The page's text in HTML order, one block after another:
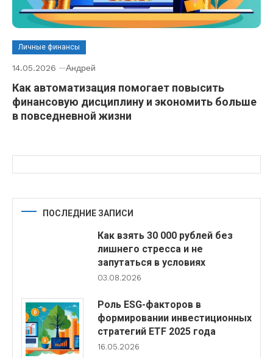
Личные финансы
14.05.2026 Андрей
Как автоматизация помогает повысить
финансовую дисциплину и экономить больше
в повседневной жизни
ПОСЛЕДНИЕ ЗАПИСИ
Как взять 30 000 рублей без
лишнего стресса и не
запутаться в условиях
03.08.2026
Роль ESG-факторов в
формировании инвестиционных
стратегий ETF 2025 года
16.05.2026